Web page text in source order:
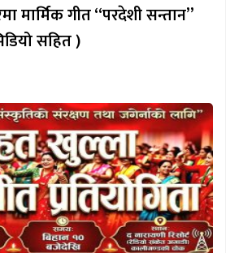
मार्मिक गीत “परदेशी सन्तान”
सहित )